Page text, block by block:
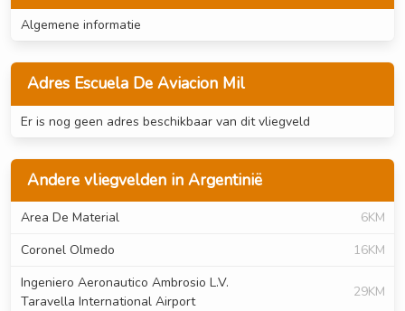
Algemene informatie
Adres Escuela De Aviacion Mil
Er is nog geen adres beschikbaar van dit vliegveld
Andere vliegvelden in Argentinië
Area De Material
6KM
Coronel Olmedo
16KM
Ingeniero Aeronautico Ambrosio L.V.
Taravella International Airport
29KM